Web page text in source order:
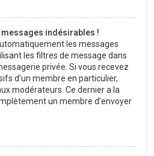
indésirables !
les messages
les filtres de message dans
privée. Si vous recevez
d’un membre en particulier,
modérateurs. Ce dernier a la
un membre d’envoyer